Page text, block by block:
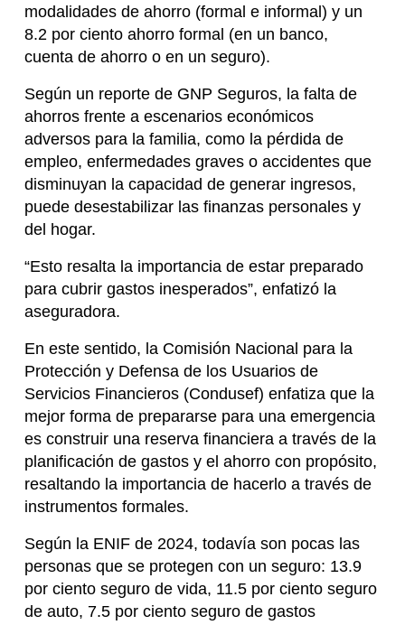
modalidades de ahorro (formal e informal) y un
8.2 por ciento ahorro formal (en un banco,
cuenta de ahorro o en un seguro).
Según un reporte de GNP Seguros, la falta de
ahorros frente a escenarios económicos
adversos para la familia, como la pérdida de
empleo, enfermedades graves o accidentes que
disminuyan la capacidad de generar ingresos,
puede desestabilizar las finanzas personales y
del hogar.
“Esto resalta la importancia de estar preparado
para cubrir gastos inesperados”, enfatizó la
aseguradora.
En este sentido, la Comisión Nacional para la
Protección y Defensa de los Usuarios de
Servicios Financieros (Condusef) enfatiza que la
mejor forma de prepararse para una emergencia
es construir una reserva financiera a través de la
planificación de gastos y el ahorro con propósito,
resaltando la importancia de hacerlo a través de
instrumentos formales.
Según la ENIF de 2024, todavía son pocas las
personas que se protegen con un seguro: 13.9
por ciento seguro de vida, 11.5 por ciento seguro
de auto, 7.5 por ciento seguro de gastos